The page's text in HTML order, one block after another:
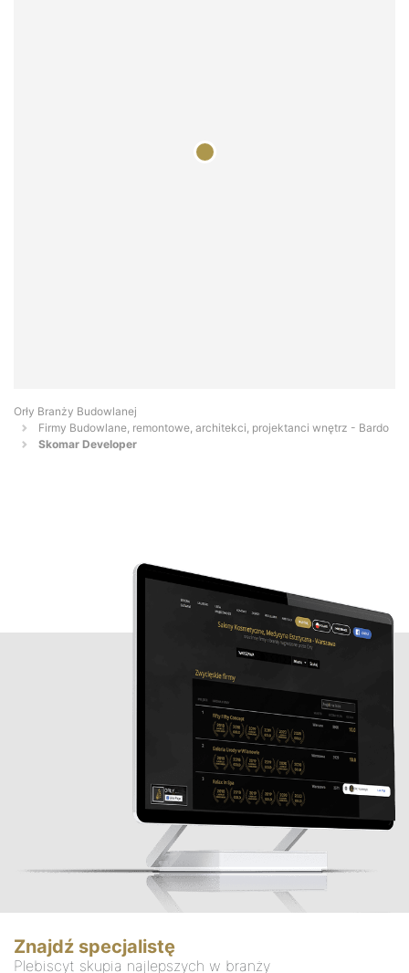
Orły Branży Budowlanej
Firmy Budowlane, remontowe, architekci, projektanci wnętrz - Bardo
Skomar Developer
Znajdź specjalistę
Plebiscyt skupia najlepszych w branży